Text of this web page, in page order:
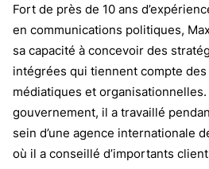
Fort de près de 10 ans
en communications politiques,
sa capacité à concevoir des
intégrées qui tiennent compte
médiatiques et organisationnelles.
gouvernement, il a travaillé
sein d’une agence internationale
où il a conseillé d’importants